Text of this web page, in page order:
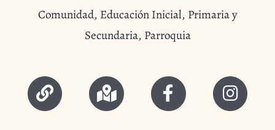
Comunidad, Educación Inicial, Primaria y
Secundaria, Parroquia